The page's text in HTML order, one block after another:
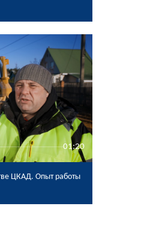
01:20
Бульдозер SEM816D на строительстве ЦКАД. Опыт работы